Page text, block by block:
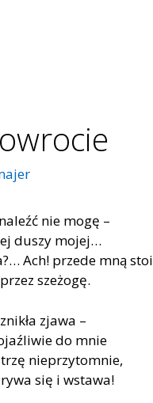
nie mogę –
du­szy mo­jej…
Ach! przede mną stoi
sze­żo­gę.
zja­wa –
do mnie
nie­przy­tom­nie,
się i wsta­wa!